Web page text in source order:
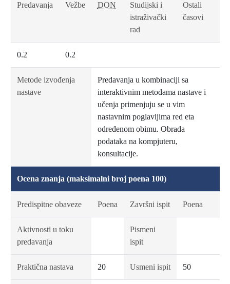
Predavanja Vežbe DON
Studijski i
istraživački
rad
Ostali
časovi
0.2 0.2
Metode izvođenja
nastave
Predavanja u kombinaciji sa
interaktivnim metodama nastave i
učenja primenjuju se u vim
nastavnim poglavljima red eta
određenom obimu. Obrada
podataka na kompjuteru,
konsultacije.
Ocena znanja (maksimalni broj poena 100)
Predispitne obaveze Poena Završni ispit Poena
Aktivnosti u toku
predavanja
Pismeni
ispit
Praktična nastava 20 Usmeni ispit 50